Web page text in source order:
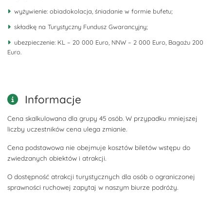
wyżywienie: obiadokolacja, śniadanie w formie bufetu;
składkę na Turystyczny Fundusz Gwarancyjny;
ubezpieczenie: KL – 20 000 Euro, NNW – 2 000 Euro, Bagażu 200
Euro.
Informacje
Cena skalkulowana dla grupy 45 osób. W przypadku mniejszej
liczby uczestników cena ulega zmianie.
Cena podstawowa nie obejmuje kosztów biletów wstępu do
zwiedzanych obiektów i atrakcji.
O dostępność atrakcji turystycznych dla osób o ograniczonej
sprawności ruchowej zapytaj w naszym biurze podróży.